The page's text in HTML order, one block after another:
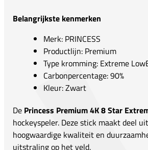
Belangrijkste kenmerken
Merk: PRINCESS
Productlijn: Premium
Type kromming: Extreme
Carbonpercentage: 90%
Kleur: Zwart
De Princess Premium 4K 8 Star
hockeyspeler. Deze stick maakt deel
hoogwaardige kwaliteit en
uitstraling op het veld.